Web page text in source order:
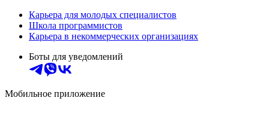
Карьера для молодых специалистов
Школа программистов
Карьера в некоммерческих организациях
Боты для уведомлений
Мобильное приложение